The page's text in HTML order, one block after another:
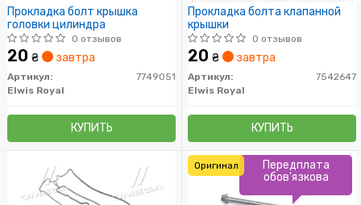
Прокладка болт крышка
головки цилиндра
0 отзывов
20 ₴ завтра
Артикул:
7749051
Elwis Royal
КУПИТЬ
Прокладка болта клапанной
крышки
0 отзывов
20 ₴ завтра
Артикул:
7542647
Elwis Royal
КУПИТЬ
Передплата
обов'язкова
Оригинал